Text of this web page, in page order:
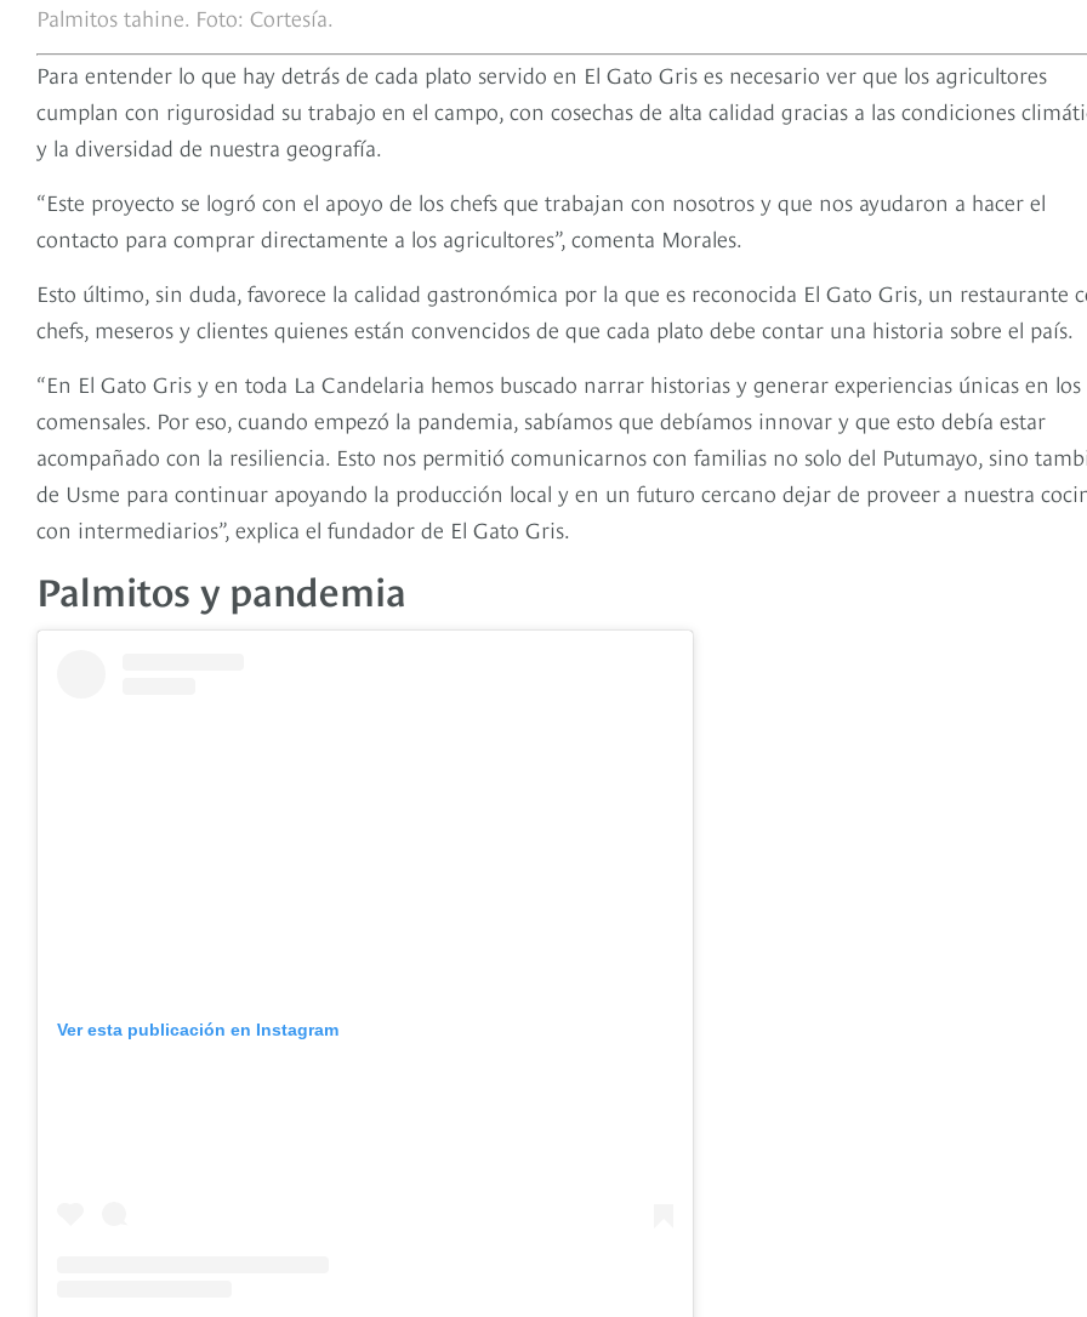
Palmitos tahine. Foto: Cortesía.
Para entender lo que hay detrás de cada plato servido en El Gato Gris es necesario ver que los agricultores
cumplan con rigurosidad su trabajo en el campo, con cosechas de alta calidad gracias a las condiciones
y la diversidad de nuestra geografía.
“Este proyecto se logró con el apoyo de los chefs que trabajan con nosotros y que nos ayudaron a hacer el
contacto para comprar directamente a los agricultores”, comenta Morales.
Esto último, sin duda, favorece la calidad gastronómica por la que es reconocida El Gato Gris, un restaurante
chefs, meseros y clientes quienes están convencidos de que cada plato debe contar una historia sobre el país.
“En El Gato Gris y en toda La Candelaria hemos buscado narrar historias y generar experiencias únicas en los
comensales. Por eso, cuando empezó la pandemia, sabíamos que debíamos innovar y que esto debía estar
acompañado con la resiliencia. Esto nos permitió comunicarnos con familias no solo del Putumayo, sino
de Usme para continuar apoyando la producción local y en un futuro cercano dejar de proveer a nuestra
con intermediarios”, explica el fundador de El Gato Gris.
Palmitos y pandemia
Ver esta publicación en Instagram